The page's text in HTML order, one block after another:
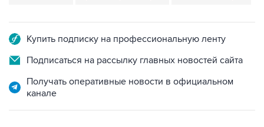
Купить подписку на профессиональную ленту
Подписаться на рассылку главных новостей сайта
Получать оперативные новости в официальном
канале